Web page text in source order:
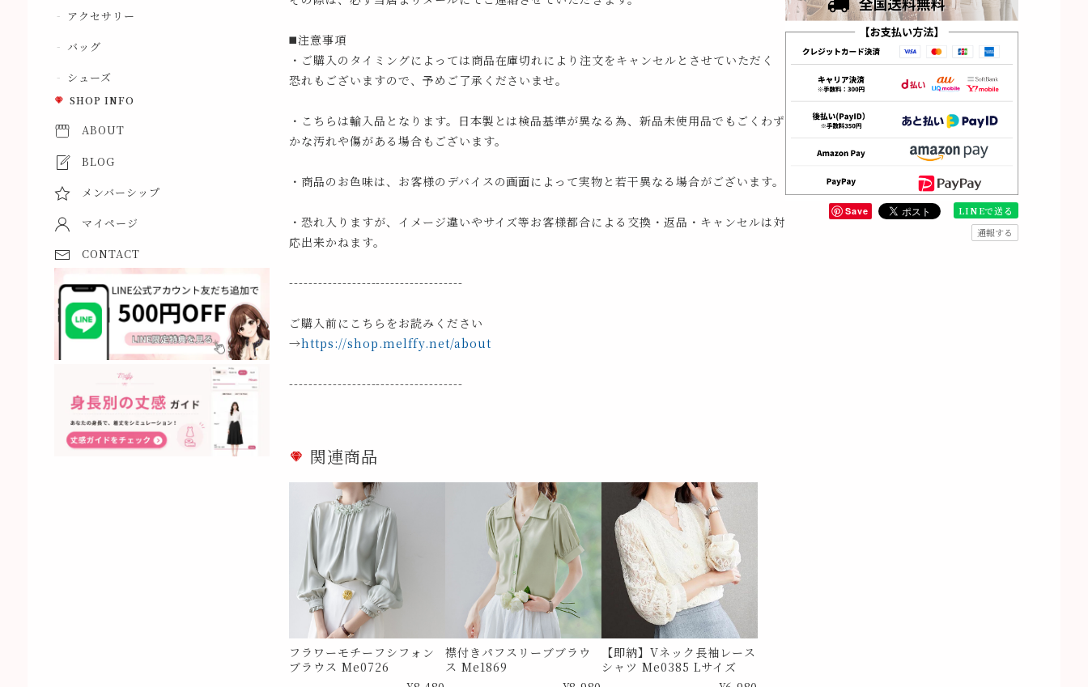
アクセサリー
バッグ
シューズ
SHOP INFO
ABOUT
BLOG
メンバーシップ
マイページ
CONTACT
◼️注意事項
・ご購入のタイミングによっては商品在庫切れにより注文をキャンセルとさせていただく
恐れもございますので、予めご了承くださいませ。
・こちらは輸入品となります。日本製とは検品基準が異なる為、新品未使用品でもごくわず
かな汚れや傷がある場合もございます。
・商品のお色味は、お客様のデバイスの画面によって実物と若干異なる場合がございます。
・恐れ入りますが、イメージ違いやサイズ等お客様都合による交換・返品・キャンセルは対
応出来かねます。
------------------------------------
ご購入前にこちらをお読みください
→https://shop.melffy.net/about
------------------------------------
Save
LINEで送る
通報する
関連商品
フラワーモチーフシフォン
ブラウス Me0726
襟付きパフスリーブブラウ
ス Me1869
【即納】Vネック長袖レース
シャツ Me0385 Lサイズ